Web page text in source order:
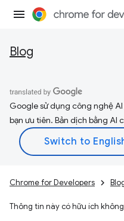
Blog
Google sử dụng công nghệ
bạn ưu tiên. Bản dịch bằng AI
Chrome for Developers
Thông tin này có hữu ích